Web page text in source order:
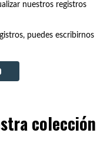
nuestros registros
puedes escribirnos
colección